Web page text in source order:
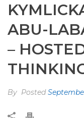
ABU-
–
By Posted